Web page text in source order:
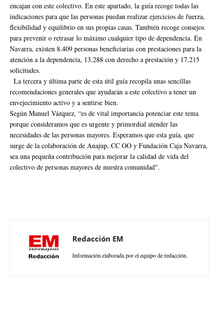
encajan con este colectivo. En este apartado, la guía recoge todas las
indicaciones para que las personas puedan realizar ejercicios de fuerza,
flexibilidad y equilibrio en sus propias casas. También recoge consejos
para prevenir o retrasar lo máximo cualquier tipo de dependencia. En
Navarra, existen 8.409 personas beneficiarias con prestaciones para la
atención a la dependencia, 13.288 con derecho a prestación y 17.215
solicitudes.
La tercera y última parte de esta útil guía recopila unas sencillas
recomendaciones generales que ayudarán a este colectivo a tener un
envejecimiento activo y a sentirse bien.
Según Manuel Vázquez, “es de vital importancia potenciar este tema
porque consideramos que es urgente y primordial atender las
necesidades de las personas mayores. Esperamos que esta guía, que
surge de la colaboración de Anajup, CC OO y Fundación Caja Navarra,
sea una pequeña contribución para mejorar la calidad de vida del
colectivo de personas mayores de nuestra comunidad".
Redacción EM
Información elaborada por el equipo de redacción.